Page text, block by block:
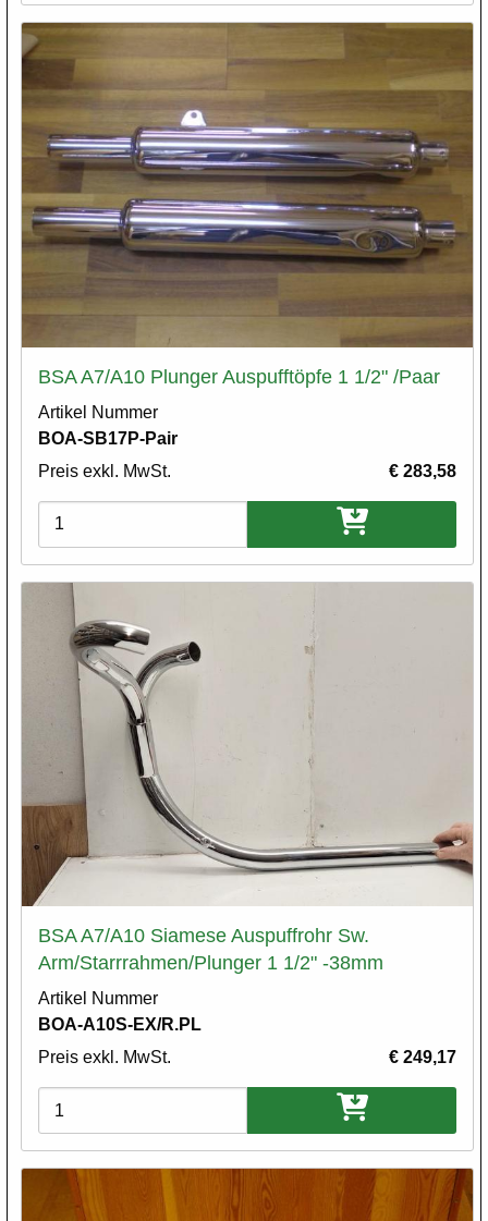
BSA A7/A10 Plunger Auspufftöpfe 1 1/2" /Paar
Artikel Nummer
BOA-SB17P-Pair
Preis exkl. MwSt.
€ 283,58
Varianten
BSA A7/A10 Siamese Auspuffrohr Sw.
Arm/Starrrahmen/Plunger 1 1/2" -38mm
Artikel Nummer
BOA-A10S-EX/R.PL
Preis exkl. MwSt.
€ 249,17
Varianten